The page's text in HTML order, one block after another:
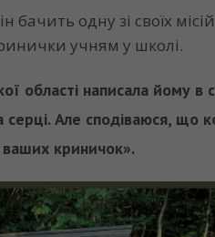
бачить одну зі своїх
учням у школі.
області написала йому
серці. Але сподіваюся, що
криничок».